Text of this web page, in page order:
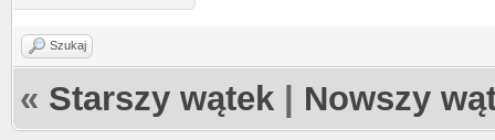
Szukaj
« Starszy wątek Nowszy